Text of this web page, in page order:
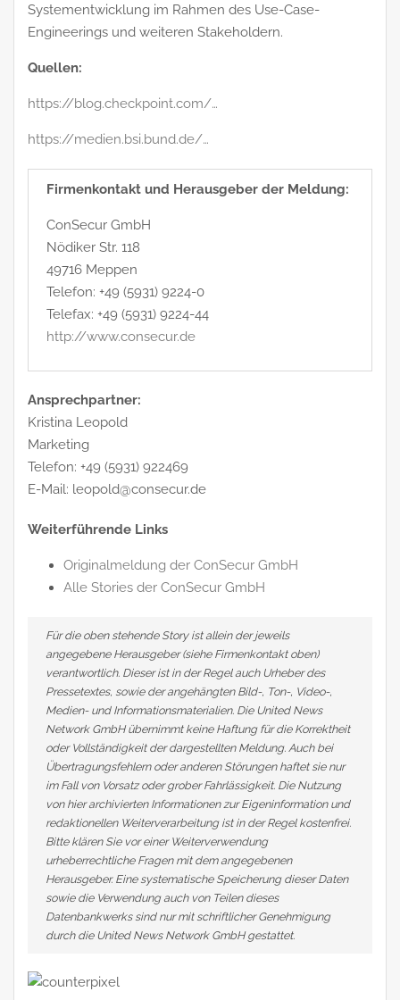
Systementwicklung im Rahmen des Use-Case-
Engineerings und weiteren Stakeholdern.
Quellen:
https://blog.checkpoint.com/…
https://medien.bsi.bund.de/…
Firmenkontakt und Herausgeber der Meldung:
ConSecur GmbH
Nödiker Str. 118
49716 Meppen
Telefon: +49 (5931) 9224-0
Telefax: +49 (5931) 9224-44
http://www.consecur.de
Ansprechpartner:
Kristina Leopold
Marketing
Telefon: +49 (5931) 922469
E-Mail: leopold@consecur.de
Weiterführende Links
Originalmeldung der ConSecur GmbH
Alle Stories der ConSecur GmbH
Für die oben stehende Story ist allein der jeweils
angegebene Herausgeber (siehe Firmenkontakt oben)
verantwortlich. Dieser ist in der Regel auch Urheber des
Pressetextes, sowie der angehängten Bild-, Ton-, Video-,
Medien- und Informationsmaterialien. Die United News
Network GmbH übernimmt keine Haftung für die Korrektheit
oder Vollständigkeit der dargestellten Meldung. Auch bei
Übertragungsfehlern oder anderen Störungen haftet sie nur
im Fall von Vorsatz oder grober Fahrlässigkeit. Die Nutzung
von hier archivierten Informationen zur Eigeninformation und
redaktionellen Weiterverarbeitung ist in der Regel kostenfrei.
Bitte klären Sie vor einer Weiterverwendung
urheberrechtliche Fragen mit dem angegebenen
Herausgeber. Eine systematische Speicherung dieser Daten
sowie die Verwendung auch von Teilen dieses
Datenbankwerks sind nur mit schriftlicher Genehmigung
durch die United News Network GmbH gestattet.